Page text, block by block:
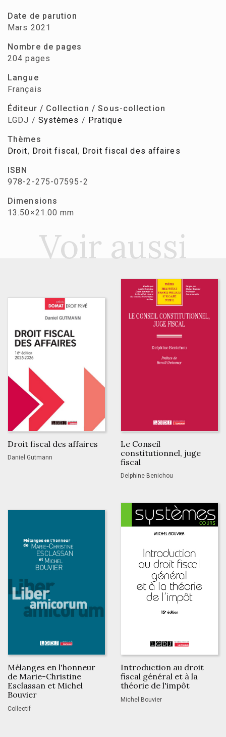
Date de parution
Mars 2021
Nombre de pages
204 pages
Langue
Français
Éditeur / Collection / Sous-collection
LGDJ / Systèmes / Pratique
Thèmes
Droit, Droit fiscal , Droit fiscal des affaires
ISBN
978-2-275-07595-2
Dimensions
13.50×21.00 mm
Voir aussi
Droit fiscal des affaires
Daniel Gutmann
Le Conseil
constitutionnel, juge
fiscal
Delphine Benichou
Mélanges en l'honneur
de Marie-Christine
Esclassan et Michel
Bouvier
Collectif
Introduction au droit
fiscal général et à la
théorie de l'impôt
Michel Bouvier